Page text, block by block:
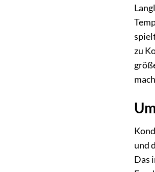
zu
und
Das